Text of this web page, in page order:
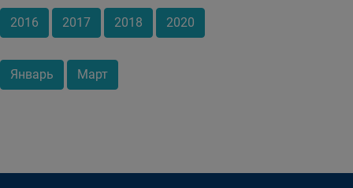
2016 2017 2018 2020
Январь Март